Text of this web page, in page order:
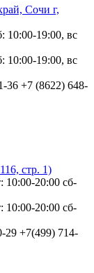
Сочи г,
10:00-19:00, вс
10:00-19:00, вс
+7 (8622) 648-
стр. 1)
10:00-20:00 сб-
10:00-20:00 сб-
+7(499) 714-